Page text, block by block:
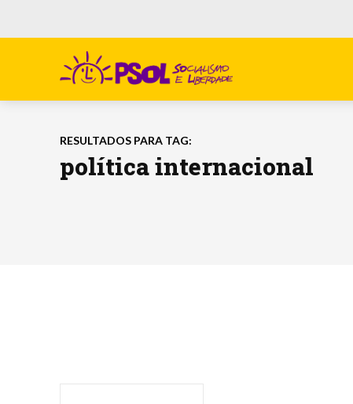
RESULTADOS PARA TAG:
política internacional